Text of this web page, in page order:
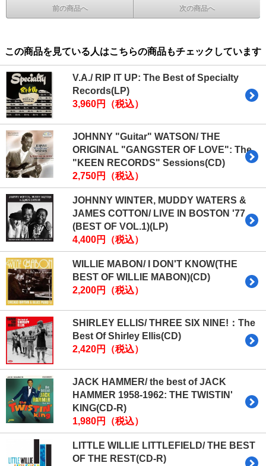
前の商品へ 次の商品へ
この商品を見ている人はこちらの商品もチェックしています
V.A./ RIP IT UP: The Best of Specialty
Records(LP)
3,960円（税込）
JOHNNY "Guitar" WATSON/ THE
ORIGINAL "GANGSTER OF LOVE": The
"KEEN RECORDS" Sessions(CD)
2,750円（税込）
JOHNNY WINTER, MUDDY WATERS &
JAMES COTTON/ LIVE IN BOSTON '77
(BEST OF VOL.1)(LP)
4,400円（税込）
WILLIE MABON/ I DON'T KNOW(THE
BEST OF WILLIE MABON)(CD)
2,200円（税込）
SHIRLEY ELLIS/ THREE SIX NINE!：The
Best Of Shirley Ellis(CD)
2,420円（税込）
JACK HAMMER/ the best of JACK
HAMMER 1958-1962: THE TWISTIN'
KING(CD-R)
1,980円（税込）
LITTLE WILLIE LITTLEFIELD/ THE BEST
OF THE REST(CD-R)